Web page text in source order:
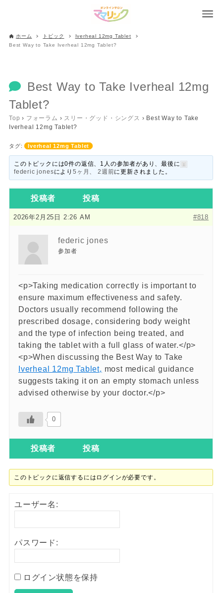
ホーム トピック
Iverheal 12mg Tablet
Best Way to Take Iverheal 12mg Tablet?
Best Way to Take Iverheal 12mg
Tablet?
Top › フォーラム › スリー・グッド・シングス › Best Way to Take
Iverheal 12mg Tablet?
タグ: Iverheal 12mg Tablet
このトピックには0件の返信、1人の参加者があり、最後に
federic jonesにより 5ヶ月、 2週前に更新されました。
投稿者 投稿
2026年2月25日 2:26 AM #818
federic jones
参加者
<p>Taking medication correctly is important to
ensure maximum effectiveness and safety.
Doctors usually recommend following the
prescribed dosage, considering body weight
and the type of infection being treated, and
taking the tablet with a full glass of water.</p>
<p>When discussing the Best Way to Take
Iverheal 12mg Tablet, most medical guidance
suggests taking it on an empty stomach unless
advised otherwise by your doctor.</p>
0
投稿者 投稿
このトピックに返信するにはログインが必要です。
ユーザー名:
パスワード:
ログイン状態を保持